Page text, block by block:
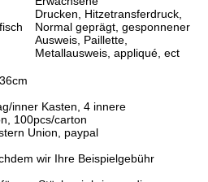
Drucken, Hitzetransferdruck,
Normal geprägt, gesponnener
Ausweis, Paillette,
Metallausweis, appliqué, ect
inner Kasten, 4 innere
100pcs/carton
Union, paypal
wir Ihre Beispielgebühr